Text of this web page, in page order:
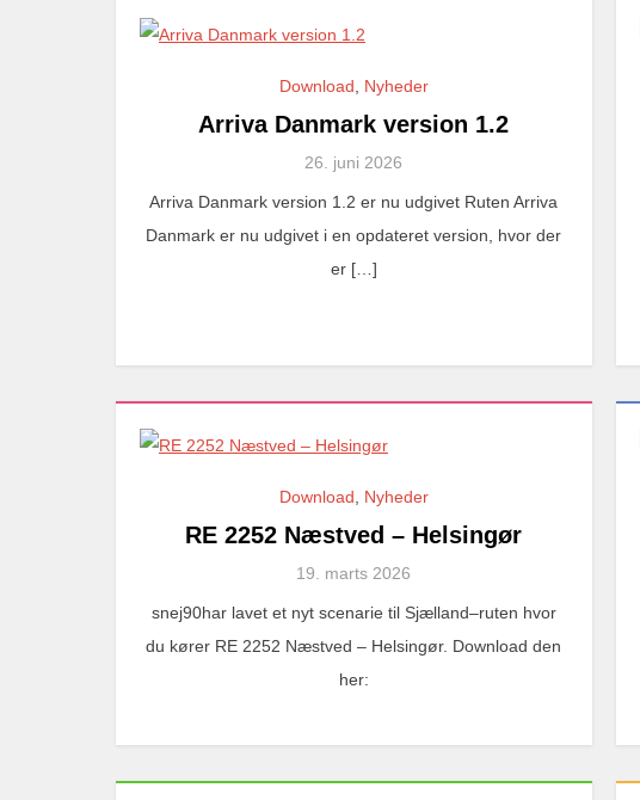
Download Nyheder
Arriva Danmark version 1.2
26. juni 2026
Arriva Danmark version 1.2 er nu udgivet Ruten Arriva
Danmark er nu udgivet i en opdateret version, hvor der
er […]
Download Nyheder
RE 2252 Næstved – Helsingør
19. marts 2026
snej90har lavet et nyt scenarie til Sjælland–ruten hvor
du kører RE 2252 Næstved – Helsingør. Download den
her: